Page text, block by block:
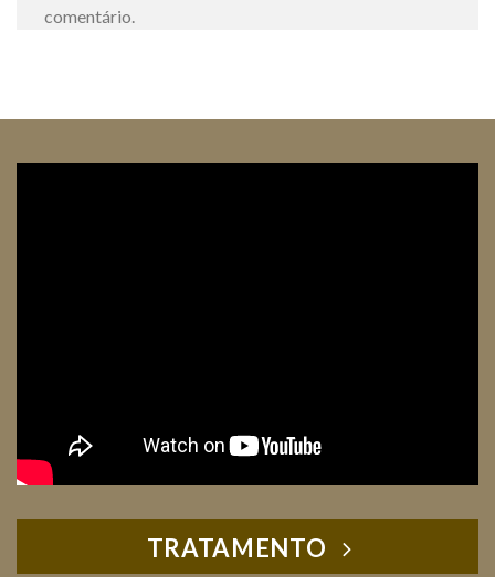
comentário.
TRATAMENTO